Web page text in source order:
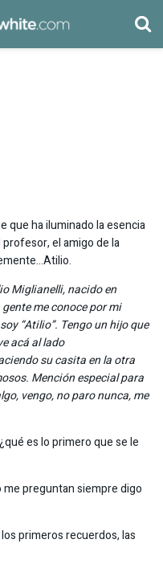
que ha iluminado la esencia
el amigo de la
Miglianelli, nacido en
me conoce por mi
“Atilio”. Tengo un hijo que
acá al lado
su casita en la otra
Mención especial para
vengo, no paro nunca, me
es lo primero que se le
preguntan siempre digo
primeros recuerdos, las